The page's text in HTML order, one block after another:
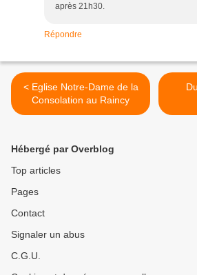
après 21h30.
Répondre
< Eglise Notre-Dame de la
Consolation au Raincy
Hébergé par Overblog
Top articles
Pages
Contact
Signaler un abus
C.G.U.